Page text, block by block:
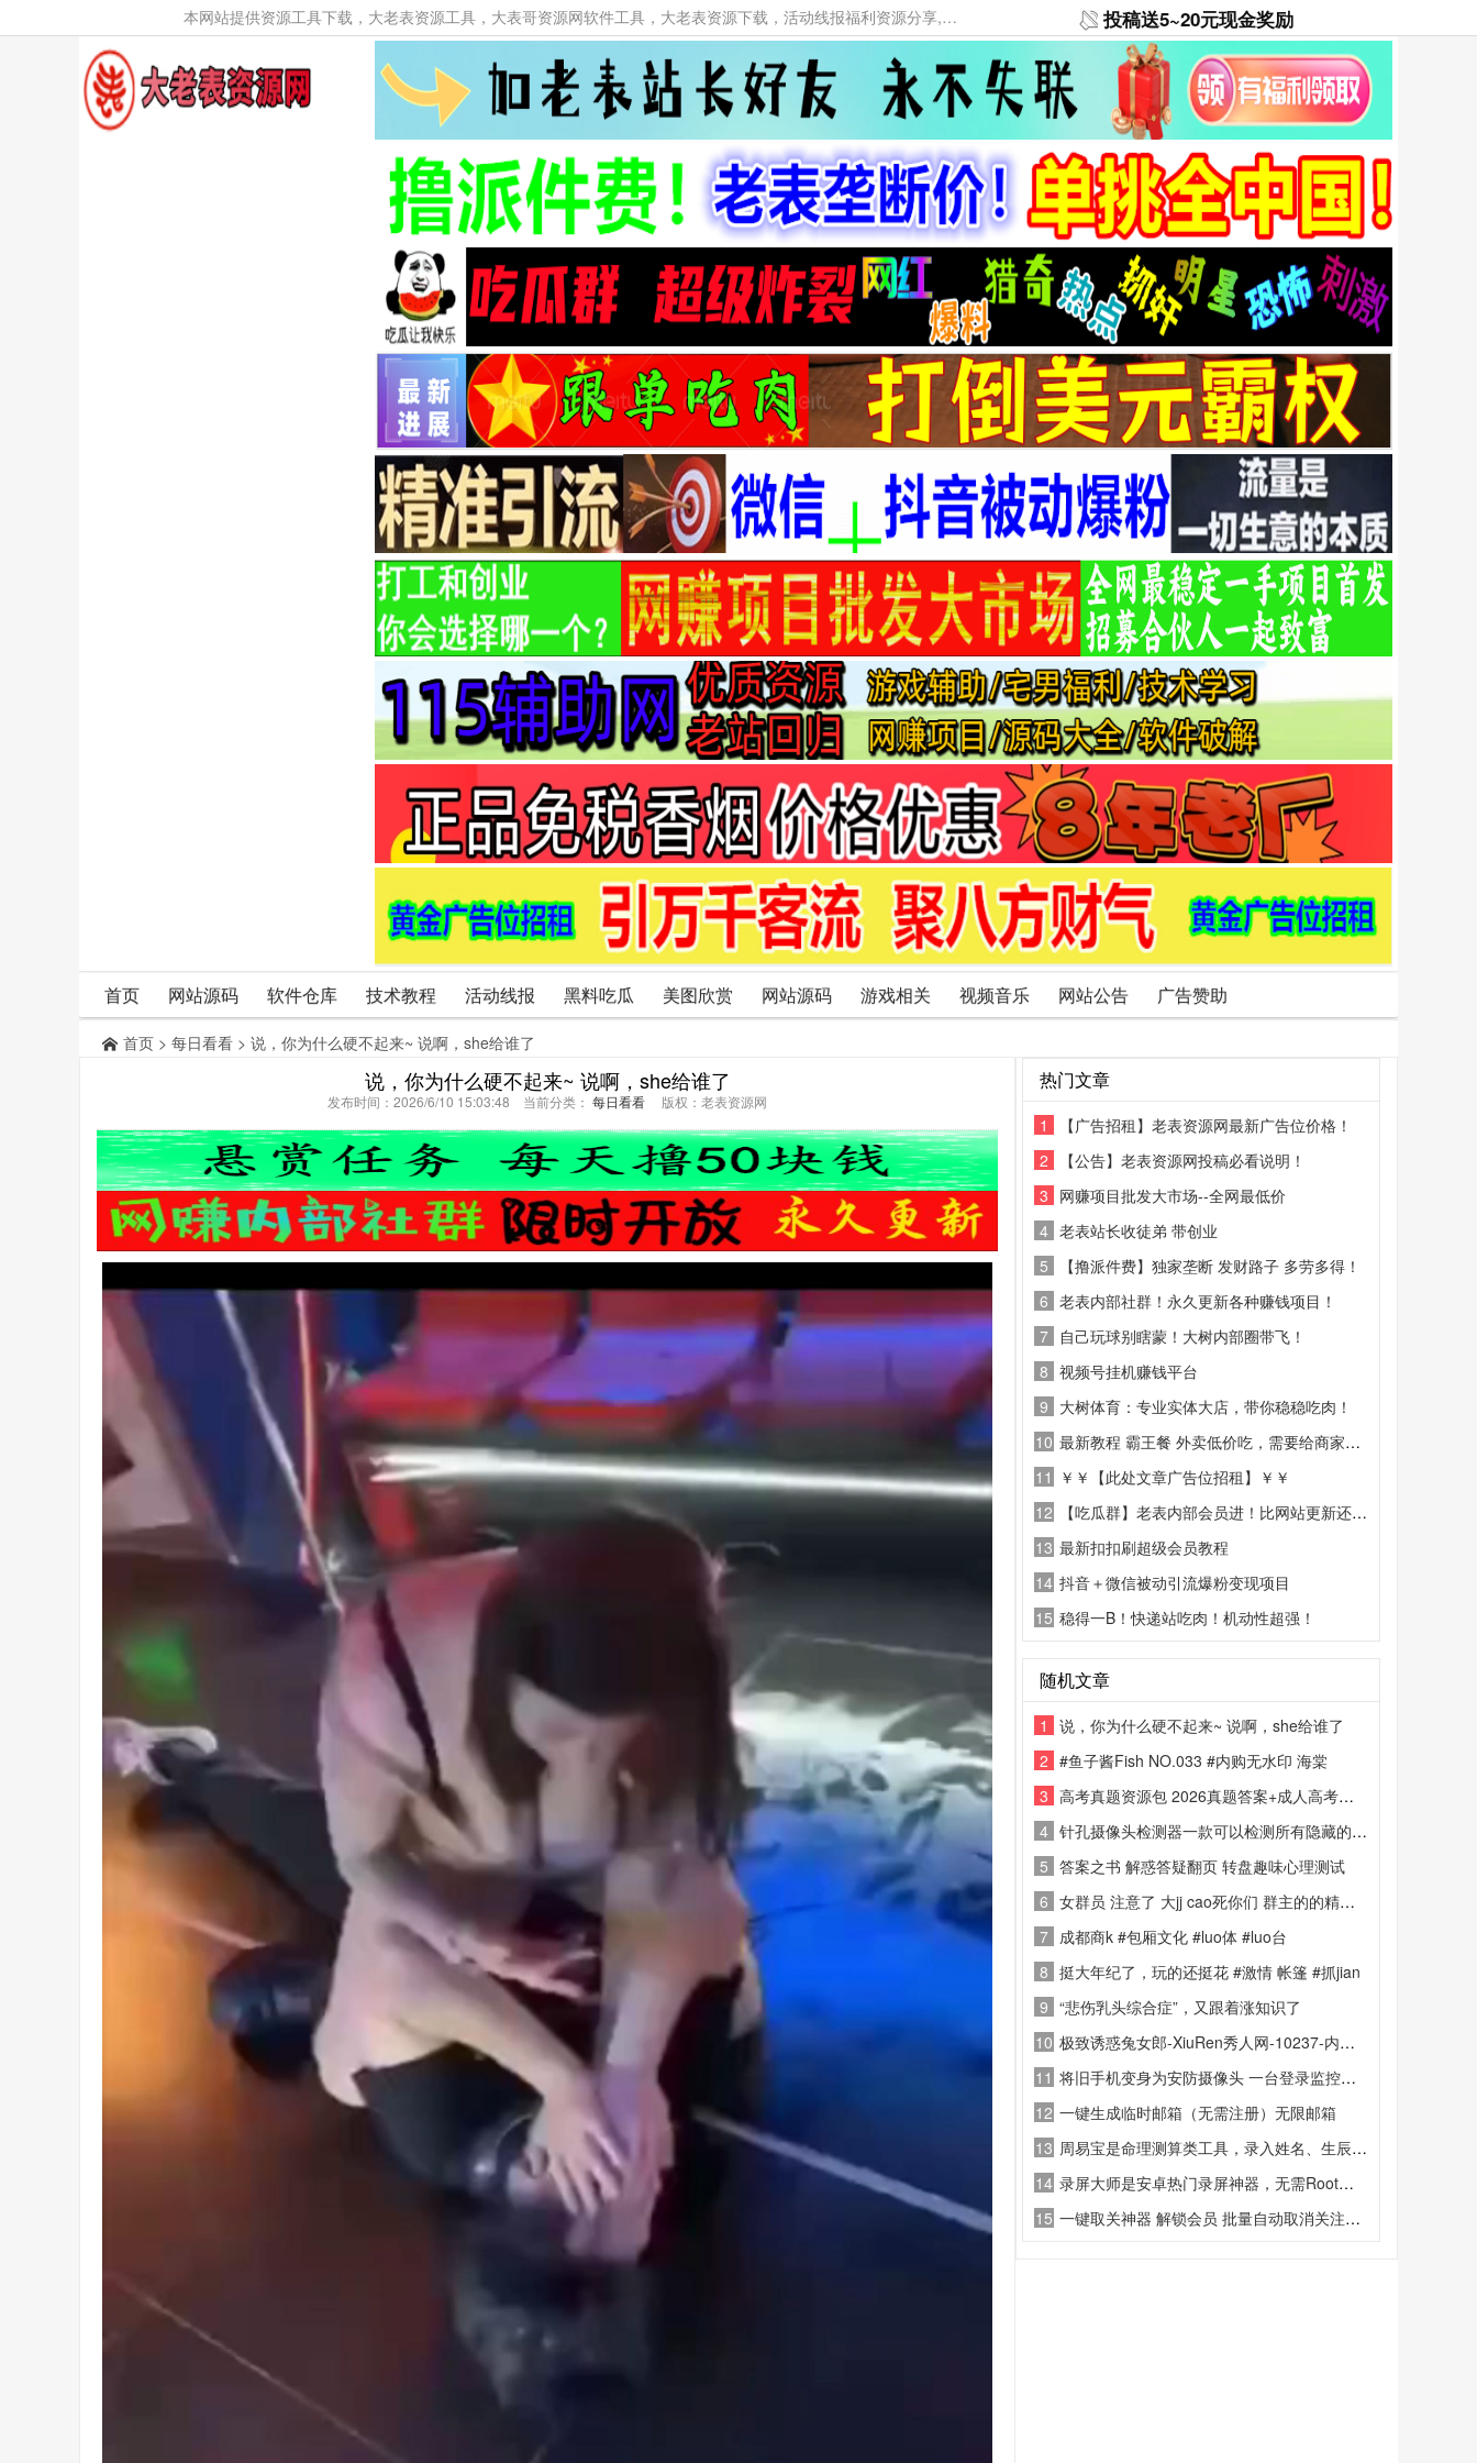
本网站提供资源工具下载，大老表资源工具，大表哥资源网软件工具，大老表资源下载，活动线报福利资源分享,活动线报，大型网游经典游戏，网络热门技术游戏辅助交流与分享。 投稿送5~20元现金奖励
首页 网站源码 软件仓库 技术教程 活动线报 黑料吃瓜 美图欣赏 网站源码 游戏相关 视频音乐 网站公告 广告赞助
首页 > 每日看看 > 说，你为什么硬不起来~ 说啊，she给谁了
说，你为什么硬不起来~ 说啊，she给谁了
发布时间：2026/6/10 15:03:48 当前分类： 每日看看 版权：老表资源网
热门文章
1
【广告招租】老表资源网最新广告位价格！
2
【公告】老表资源网投稿必看说明！
3 网赚项目批发大市场--全网最低价
4 老表站长收徒弟 带创业
5
【撸派件费】独家垄断 发财路子 多劳多得！
6 老表内部社群！永久更新各种赚钱项目！
7 自己玩球别瞎蒙！大树内部圈带飞！
8 视频号挂机赚钱平台
9 大树体育：专业实体大店，带你稳稳吃肉！
10 最新教程 霸王餐 外卖低价吃，需要给商家好评
11 ￥￥【此处文章广告位招租】￥￥
12
【吃瓜群】老表内部会员进！比网站更新还精彩！
13 最新扣扣刷超级会员教程
14 抖音＋微信被动引流爆粉变现项目
15 稳得一B！快递站吃肉！机动性超强！
随机文章
1
说，你为什么硬不起来~ 说啊，she给谁了
2 #鱼子酱Fish NO.033 #内购无水印 海棠
3 高考真题资源包 2026真题答案+成人高考资料
4 针孔摄像头检测器一款可以检测所有隐藏的针孔摄像头，防止偷拍
5 答案之书 解惑答疑翻页 转盘趣味心理测试
6 女群员 注意了 大jj cao死你们 群主的的精神状态！
7 成都商k #包厢文化 #luo体 #luo台
8 挺大年纪了，玩的还挺花 #激情 帐篷 #抓jian
9 “悲伤乳头综合症”，又跟着涨知识了
10 极致诱惑兔女郎-XiuRen秀人网-10237-内购私拍-
11 将旧手机变身为安防摄像头 一台登录监控端，另一台登录相机端，即可通过互联网远程查看实时画面、接收动态警报、回放历史录像。
12 一键生成临时邮箱（无需注册）无限邮箱
13 周易宝是命理测算类工具，录入姓名、生辰与出生地即可生成八字命盘
14 录屏大师是安卓热门录屏神器，无需Root、无时长限制、无水印。支持1080P/60fps高清录制
15 一键取关神器 解锁会员 批量自动取消关注工具